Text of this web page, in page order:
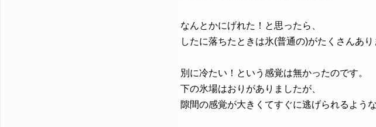
なんとかにげれた！と思ったら、
したに落ちたときは氷(普通の)がたくさんあり
別に冷たい！という感覚は無かったのです。
下の氷場はおりがありましたが、
隙間の感覚が大きくてすぐに逃げられるよう